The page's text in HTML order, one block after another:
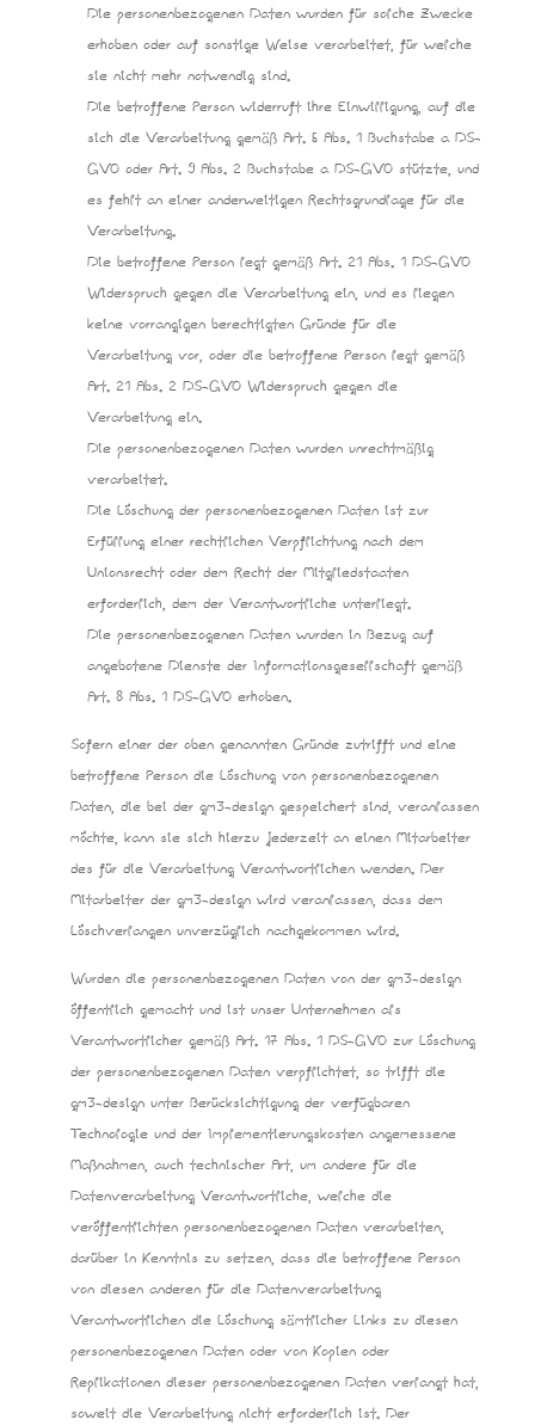
Die personenbezogenen Daten wurden für solche Zwecke
erhoben oder auf sonstige Weise verarbeitet, für welche
sie nicht mehr notwendig sind.
Die betroffene Person widerruft ihre Einwilligung, auf die
sich die Verarbeitung gemäß Art. 6 Abs. 1 Buchstabe a DS-
GVO oder Art. 9 Abs. 2 Buchstabe a DS-GVO stützte, und
es fehlt an einer anderweitigen Rechtsgrundlage für die
Verarbeitung.
Die betroffene Person legt gemäß Art. 21 Abs. 1 DS-GVO
Widerspruch gegen die Verarbeitung ein, und es liegen
keine vorrangigen berechtigten Gründe für die
Verarbeitung vor, oder die betroffene Person legt gemäß
Art. 21 Abs. 2 DS-GVO Widerspruch gegen die
Verarbeitung ein.
Die personenbezogenen Daten wurden unrechtmäßig
verarbeitet.
Die Löschung der personenbezogenen Daten ist zur
Erfüllung einer rechtlichen Verpflichtung nach dem
Unionsrecht oder dem Recht der Mitgliedstaaten
erforderlich, dem der Verantwortliche unterliegt.
Die personenbezogenen Daten wurden in Bezug auf
angebotene Dienste der Informationsgesellschaft gemäß
Art. 8 Abs. 1 DS-GVO erhoben.
Sofern einer der oben genannten Gründe zutrifft und eine
betroffene Person die Löschung von personenbezogenen
Daten, die bei der gm3-design gespeichert sind, veranlassen
möchte, kann sie sich hierzu jederzeit an einen Mitarbeiter
des für die Verarbeitung Verantwortlichen wenden. Der
Mitarbeiter der gm3-design wird veranlassen, dass dem
Löschverlangen unverzüglich nachgekommen wird.
Wurden die personenbezogenen Daten von der gm3-design
öffentlich gemacht und ist unser Unternehmen als
Verantwortlicher gemäß Art. 17 Abs. 1 DS-GVO zur Löschung
der personenbezogenen Daten verpflichtet, so trifft die
gm3-design unter Berücksichtigung der verfügbaren
Technologie und der Implementierungskosten angemessene
Maßnahmen, auch technischer Art, um andere für die
Datenverarbeitung Verantwortliche, welche die
veröffentlichten personenbezogenen Daten verarbeiten,
darüber in Kenntnis zu setzen, dass die betroffene Person
von diesen anderen für die Datenverarbeitung
Verantwortlichen die Löschung sämtlicher Links zu diesen
personenbezogenen Daten oder von Kopien oder
Replikationen dieser personenbezogenen Daten verlangt hat,
soweit die Verarbeitung nicht erforderlich ist. Der